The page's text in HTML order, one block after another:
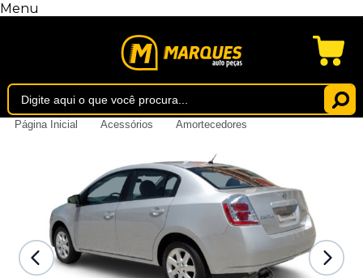
Menu
Página Inicial Acessórios Amortecedores